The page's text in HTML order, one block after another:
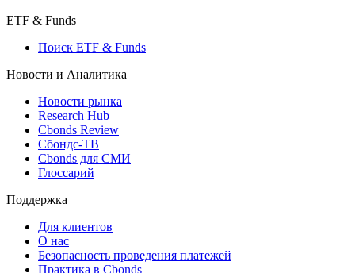
Макроэкономика
Виджет: Карта процентных ставок
ETF & Funds
Поиск ETF & Funds
Новости и Аналитика
Новости рынка
Research Hub
Сбондс-ТВ
Глоссарий
Поддержка